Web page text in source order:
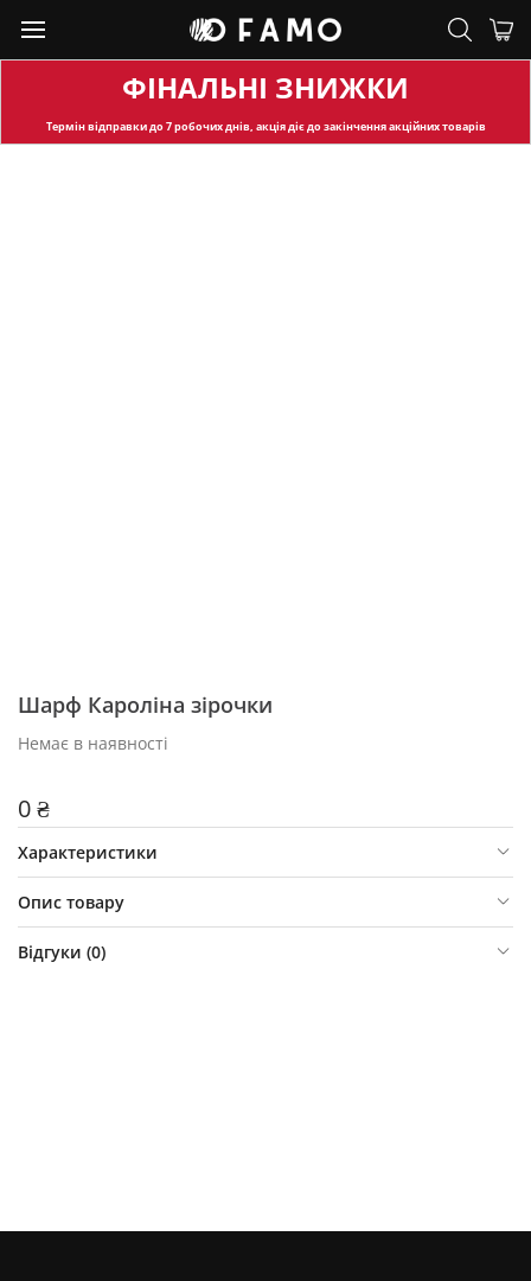
ФІНАЛЬНІ ЗНИЖКИ
Термін відправкидо 7 робочих днів, акція діє до закінчення акційних товарів
Шарф Кароліна зірочки
Немає в наявності
0 ₴
Характеристики
Опис товару
Відгуки (0)